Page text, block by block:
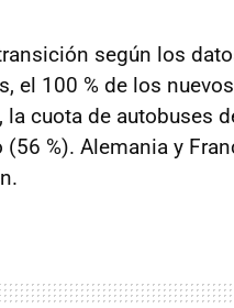
según los
el 100 % de los
cuota de autobuses
%). Alemania y